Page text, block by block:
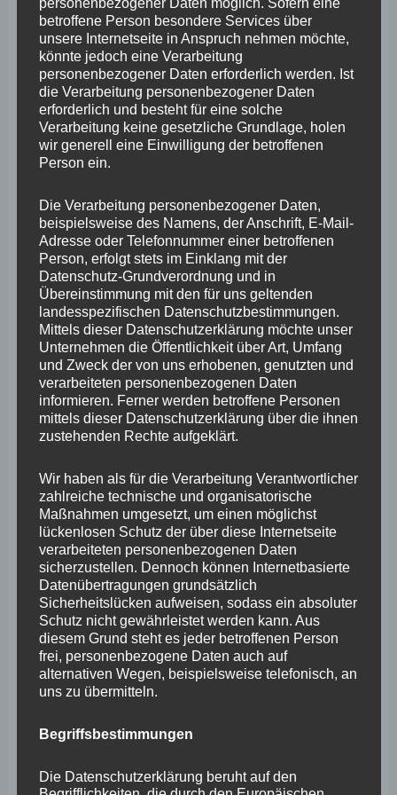
angeblich Hunde oder Füchse für Risse verantwortlich
sein sollen. Doch wie soll bitte ein Fuchs etliche Kilo
Fleisch vom Tier abfressen oder Kälber reißen? Dieser
Umgang mit den Betroffenen ist nicht fair und führt zu
Frust und Verzweiflung.“
Als letzter Referent richtete
Verbandsbürgermeister von Kaisersesch, den Blick auf
die Auswirkungen in den Kommunen und für den
Tourismus in Rheinland-Pfalz: „Wenn wir hier
Wolfsbestände wie in Brandenburg oder Niedersachsen
zulassen, merken wir, dass die Menschen Angst haben,
alleine in den Wald zu gehen oder gar ihre Kinder dort
spielen zu lassen. Waldkindergärten werden schließen
und viele Gegenden in ihrer Funktion als Naherholungs-
und Tourismusgebiete eingeschränkt werden, vielfach
mit negativen Folgen für den heimischen Tourismus.“
Nach den Vorträgen wurde den Teilnehmern ein
Resolutionsentwurf mit einem Forderungskatalog an die
Landesregierung vorgestellt. Im Anschluss diskutierten
die Anwesenden lebhaft, viele berichteten von
persönlichen Erfahrungen und trugen mit ihrem
Fachwissen zum Inhalt der Resolution bei, die
anschließend verabschiedet wurde. „Dieses Ergebnis
des „Wolfsgipfels“ tragen wir als Fraktion in die
Landespolitik und werden die Forderungen in Form einer
Entschließung an die Landesregierung richten“, zeigte
Landesregierung sollte jetzt klar sein: Hier sprechen die
personenbezogener Daten möglich. Sofern eine
betroffene Person besondere Services über
unsere Internetseite in Anspruch nehmen möchte,
könnte jedoch eine Verarbeitung
personenbezogener Daten erforderlich werden. Ist
die Verarbeitung personenbezogener Daten
erforderlich und besteht für eine solche
Verarbeitung keine gesetzliche Grundlage, holen
wir generell eine Einwilligung der betroffenen
Person ein.
Die Verarbeitung personenbezogener Daten,
beispielsweise des Namens, der Anschrift, E-Mail-
Adresse oder Telefonnummer einer betroffenen
Person, erfolgt stets im Einklang mit der
Datenschutz-Grundverordnung und in
Übereinstimmung mit den für uns geltenden
landesspezifischen Datenschutzbestimmungen.
Mittels dieser Datenschutzerklärung möchte unser
Unternehmen die Öffentlichkeit über Art, Umfang
und Zweck der von uns erhobenen, genutzten und
verarbeiteten personenbezogenen Daten
informieren. Ferner werden betroffene Personen
mittels dieser Datenschutzerklärung über die ihnen
zustehenden Rechte aufgeklärt.
Wir haben als für die Verarbeitung Verantwortlicher
zahlreiche technische und organisatorische
Maßnahmen umgesetzt, um einen möglichst
lückenlosen Schutz der über diese Internetseite
verarbeiteten personenbezogenen Daten
sicherzustellen. Dennoch können Internetbasierte
Datenübertragungen grundsätzlich
Sicherheitslücken aufweisen, sodass ein absoluter
Schutz nicht gewährleistet werden kann. Aus
diesem Grund steht es jeder betroffenen Person
frei, personenbezogene Daten auch auf
alternativen Wegen, beispielsweise telefonisch, an
uns zu übermitteln.
Begriffsbestimmungen
Die Datenschutzerklärung beruht auf den